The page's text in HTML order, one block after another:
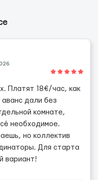
Платят 18€/час, как
дали без
комнате,
необходимое.
но коллектив
Для старта
вариант!